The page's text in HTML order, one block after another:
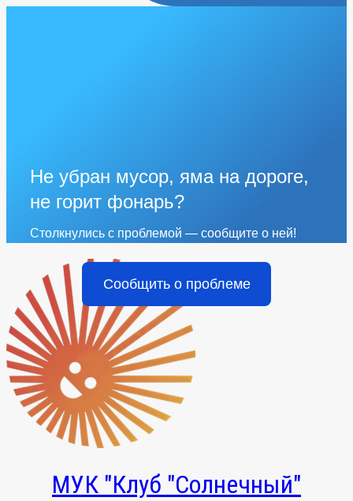
Не убран мусор, яма на дороге,
не горит фонарь?
Столкнулись с проблемой — сообщите о ней!
Сообщить о проблеме
МУК "Клуб "Солнечный"